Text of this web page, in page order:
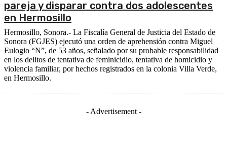
pareja y disparar contra dos adolescentes
en Hermosillo
Hermosillo, Sonora.- La Fiscalía General de Justicia del Estado de
Sonora (FGJES) ejecutó una orden de aprehensión contra Miguel
Eulogio “N”, de 53 años, señalado por su probable responsabilidad
en los delitos de tentativa de feminicidio, tentativa de homicidio y
violencia familiar, por hechos registrados en la colonia Villa Verde,
en Hermosillo.
- Advertisement -